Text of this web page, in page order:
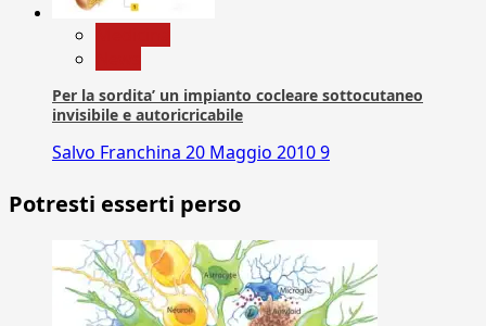
Per la sordita’ un impianto cocleare sottocutaneo
invisibile e autoricricabile
Salvo Franchina 20 Maggio 20109
Potresti esserti perso